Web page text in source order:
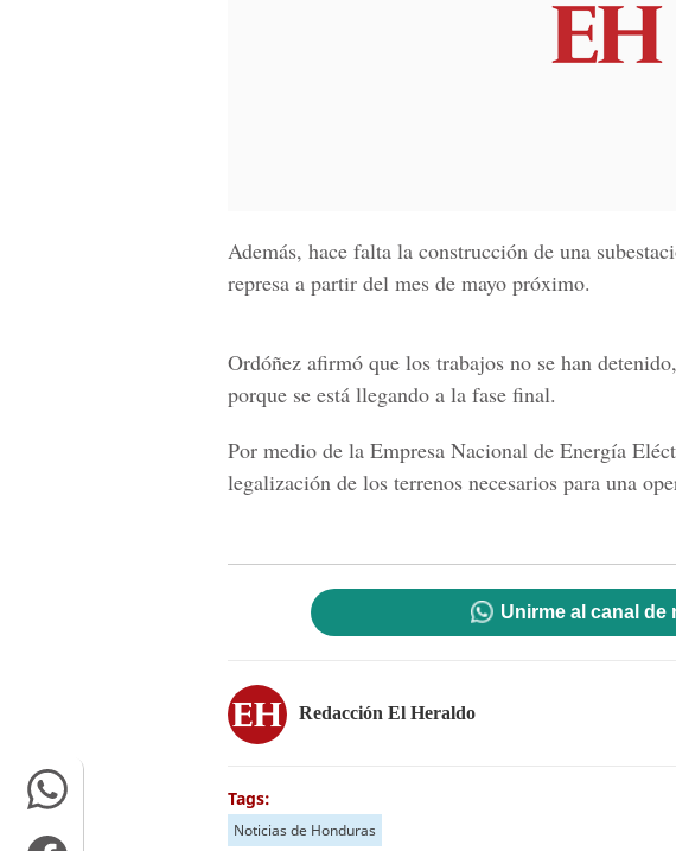
Además, hace falta la construcción de una
represa a partir del mes de mayo próximo.
Ordóñez afirmó que los trabajos no se han
porque se está llegando a la fase final.
Por medio de la Empresa Nacional de Energía
legalización de los terrenos necesarios para una
Unirme al canal de
Redacción El Heraldo
Tags:
Noticias de Honduras